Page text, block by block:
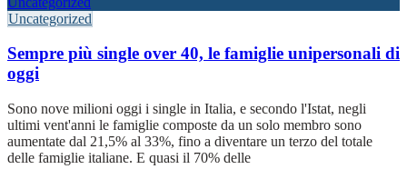
Uncategorized
Sempre più single over 40, le famiglie unipersonali di
oggi
Sono nove milioni oggi i single in Italia, e secondo l'Istat, negli
ultimi vent'anni le famiglie composte da un solo membro sono
aumentate dal 21,5% al 33%, fino a diventare un terzo del totale
delle famiglie italiane. E quasi il 70% delle